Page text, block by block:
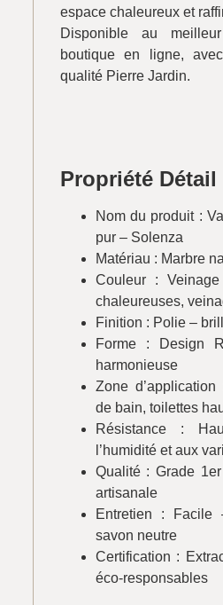
espace chaleureux et
Disponible au
boutique en ligne,
qualité Pierre Jardin.
Propriété Détail
Nom du produit :
pur – Solenza
Matériau : Marbre
Couleur :
chaleureuses,
Finition : Polie –
Forme : Design
harmonieuse
Zone
de bain, toilettes
Résistance :
l’humidité et aux
Qualité : Grade
artisanale
Entretien :
savon neutre
Certification :
éco-responsables